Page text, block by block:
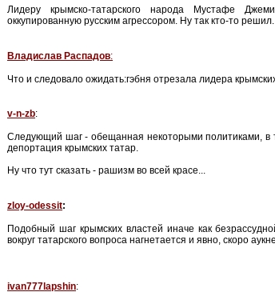
Лидеру крымско-татарского народа Мустафе
оккупированную русским агрессором. Ну так кто-то решил.
Владислав Распадов:
Что и следовало ожидать:гэбня отрезала лидера
v-n-zb:
Следующий шаг - обещанная некоторыми политиками, в
депортация крымских татар.
Ну что тут сказать - рашизм во всей красе...
zloy-odessit:
Подобный шаг крымских властей иначе как
вокруг татарского вопроса нагнетается и явно, скоро
ivan777lapshin: